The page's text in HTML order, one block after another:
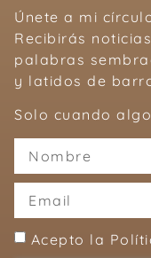
Únete a mi
Recibirás
palabras
y latidos de
Solo cuando
Acepto la